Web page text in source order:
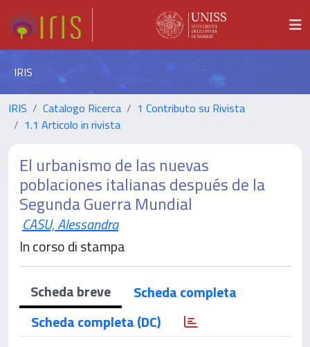
IRIS
IRIS Catalogo Ricerca
1 Contributo su Rivista
1.1 Articolo in rivista
El urbanismo de las nuevas
poblaciones italianas después de la
Segunda Guerra Mundial
CASU, Alessandra
In corso di stampa
Scheda breve
Scheda completa
Scheda completa (DC)